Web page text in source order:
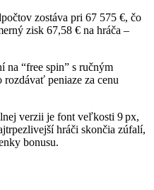
zostáva pri 67 575 €, čo
zisk 67,58 € na hráča –
na “free spin” s ručným
peniaze za cenu
verzii je font veľkosti 9 px,
hráči skončia zúfalí,
bonusu.